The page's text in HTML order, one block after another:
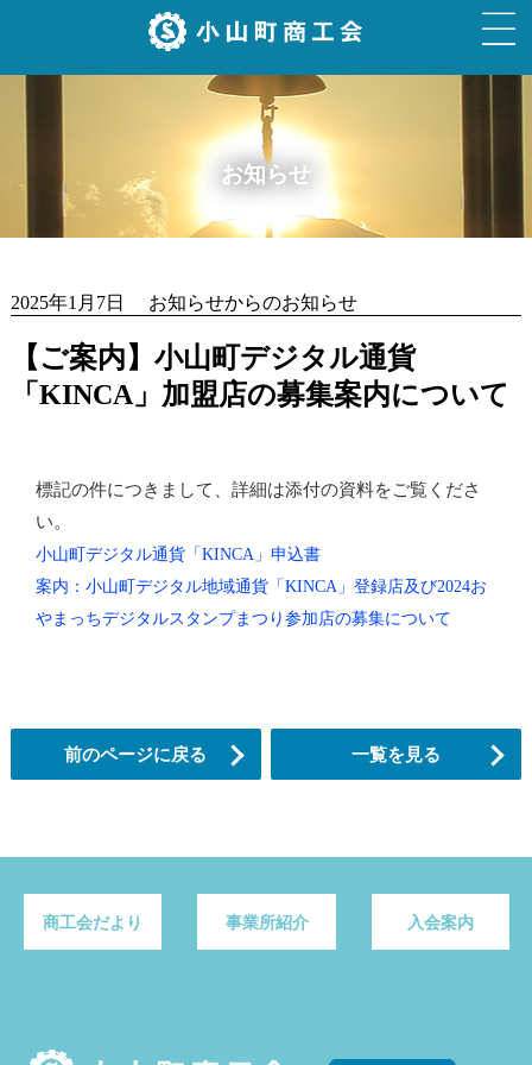
お知らせ
2025年1月7日 お知らせからのお知らせ
【ご案内】小山町デジタル通貨
「KINCA」加盟店の募集案内について
標記の件につきまして、詳細は添付の資料をご覧くださ
い。
小山町デジタル通貨「KINCA」申込書
案内：小山町デジタル地域通貨「KINCA」登録店及び2024お
やまっちデジタルスタンプまつり参加店の募集について
前のページに戻る 一覧を見る
商工会だより 事業所紹介 入会案内